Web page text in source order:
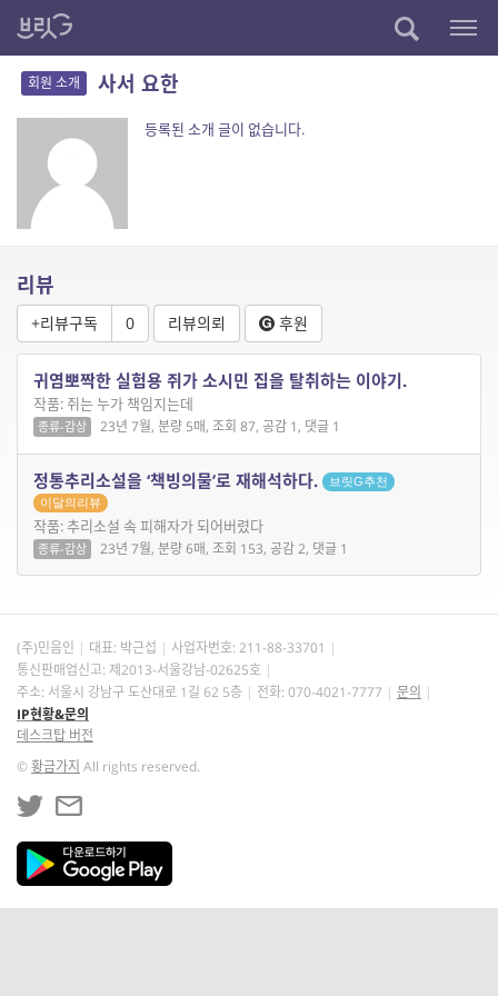
회원 소개 사서 요한
등록된 소개 글이 없습니다.
리뷰
+리뷰구독 0 리뷰의뢰 후원
귀염뽀짝한 실험용 쥐가 소시민 집을 탈취하는 이야기.
작품: 쥐는 누가 책임지는데
종류-감상 23년 7월, 분량 5매, 조회 87, 공감 1, 댓글 1
정통추리소설을 ‘책빙의물’로 재해석하다.
브릿G추천
이달의리뷰
작품: 추리소설 속 피해자가 되어버렸다
종류-감상 23년 7월, 분량 6매, 조회 153, 공감 2, 댓글 1
(주)민음인 대표: 박근섭 사업자번호: 211-88-33701
통신판매업신고: 제2013-서울강남-02625호
주소: 서울시 강남구 도산대로 1길 62 5층
전화: 070-4021-7777
문의
IP현황&문의
데스크탑 버전
©황금가지 All rights reserved.